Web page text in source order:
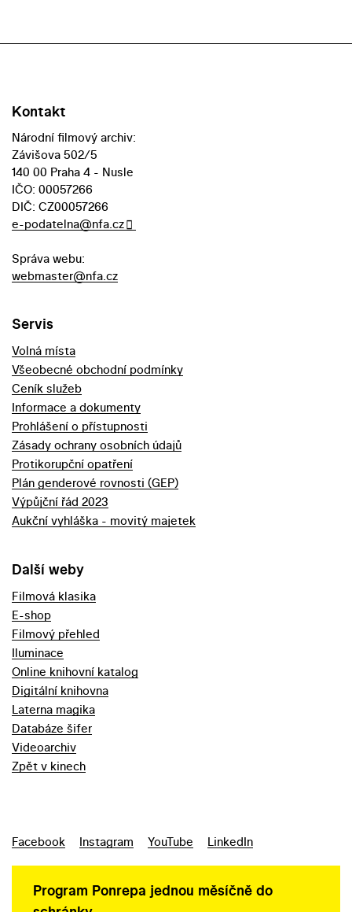
Kontakt
Národní filmový archiv:
Závišova 502/5
140 00 Praha 4 - Nusle
IČO: 00057266
DIČ: CZ00057266
e-podatelna@nfa.cz
Správa webu:
webmaster@nfa.cz
Servis
Volná místa
Všeobecné obchodní podmínky
Ceník služeb
Informace a dokumenty
Prohlášení o přístupnosti
Zásady ochrany osobních údajů
Protikorupční opatření
Plán genderové rovnosti (GEP)
Výpůjční řád 2023
Aukční vyhláška - movitý majetek
Další weby
Filmová klasika
E-shop
Filmový přehled
Iluminace
Online knihovní katalog
Digitální knihovna
Laterna magika
Databáze šifer
Videoarchiv
Zpět v kinech
Facebook Instagram YouTube LinkedIn
Program Ponrepa jednou měsíčně do